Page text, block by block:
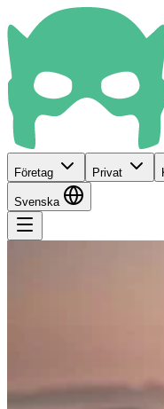
Företag Privat
Svenska